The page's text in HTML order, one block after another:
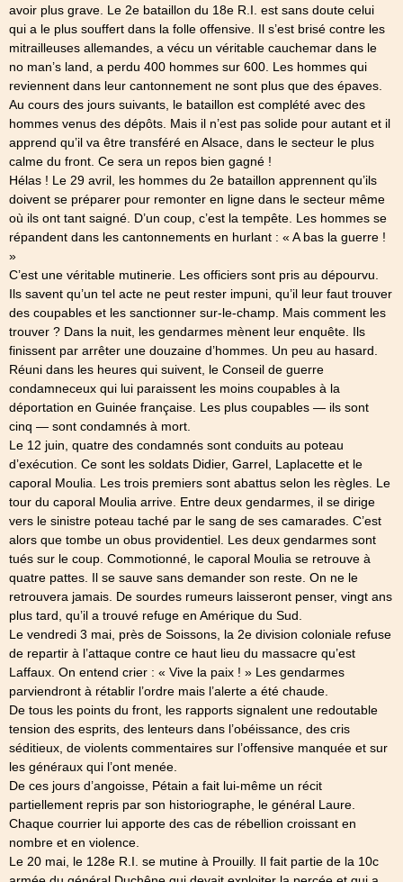
avoir plus grave. Le 2e bataillon du 18e R.I. est sans doute celui
qui a le plus souffert dans la folle offensive. Il s’est brisé contre les
mitrailleuses allemandes, a vécu un véritable cauchemar dans le
no man’s land, a perdu 400 hommes sur 600. Les hommes qui
reviennent dans leur cantonnement ne sont plus que des épaves.
Au cours des jours suivants, le bataillon est complété avec des
hommes venus des dépôts. Mais il n’est pas solide pour autant et il
apprend qu’il va être transféré en Alsace, dans le secteur le plus
calme du front. Ce sera un repos bien gagné !
Hélas ! Le 29 avril, les hommes du 2e bataillon apprennent qu’ils
doivent se préparer pour remonter en ligne dans le secteur même
où ils ont tant saigné. D’un coup, c’est la tempête. Les hommes se
répandent dans les cantonnements en hurlant : « A bas la guerre !
»
C’est une véritable mutinerie. Les officiers sont pris au dépourvu.
Ils savent qu’un tel acte ne peut rester impuni, qu’il leur faut trouver
des coupables et les sanctionner sur-le-champ. Mais comment les
trouver ? Dans la nuit, les gendarmes mènent leur enquête. Ils
finissent par arrêter une douzaine d’hommes. Un peu au hasard.
Réuni dans les heures qui suivent, le Conseil de guerre
condamneceux qui lui paraissent les moins coupables à la
déportation en Guinée française. Les plus coupables — ils sont
cinq — sont condamnés à mort.
Le 12 juin, quatre des condamnés sont conduits au poteau
d’exécution. Ce sont les soldats Didier, Garrel, Laplacette et le
caporal Moulia. Les trois premiers sont abattus selon les règles. Le
tour du caporal Moulia arrive. Entre deux gendarmes, il se dirige
vers le sinistre poteau taché par le sang de ses camarades. C’est
alors que tombe un obus providentiel. Les deux gendarmes sont
tués sur le coup. Commotionné, le caporal Moulia se retrouve à
quatre pattes. Il se sauve sans demander son reste. On ne le
retrouvera jamais. De sourdes rumeurs laisseront penser, vingt ans
plus tard, qu’il a trouvé refuge en Amérique du Sud.
Le vendredi 3 mai, près de Soissons, la 2e division coloniale refuse
de repartir à l’attaque contre ce haut lieu du massacre qu’est
Laffaux. On entend crier : « Vive la paix ! » Les gendarmes
parviendront à rétablir l’ordre mais l’alerte a été chaude.
De tous les points du front, les rapports signalent une redoutable
tension des esprits, des lenteurs dans l’obéissance, des cris
séditieux, de violents commentaires sur l’offensive manquée et sur
les généraux qui l’ont menée.
De ces jours d’angoisse, Pétain a fait lui-même un récit
partiellement repris par son historiographe, le général Laure.
Chaque courrier lui apporte des cas de rébellion croissant en
nombre et en violence.
Le 20 mai, le 128e R.I. se mutine à Prouilly. Il fait partie de la 10c